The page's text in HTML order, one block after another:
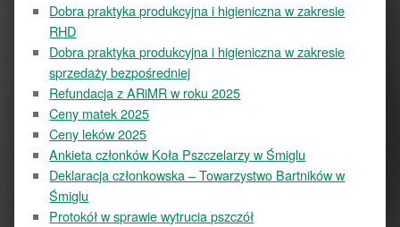
Dobra praktyka produkcyjna i higieniczna w zakresie
RHD
Dobra praktyka produkcyjna i higieniczna w zakresie
sprzedaży bezpośredniej
Refundacja z ARiMR w roku 2025
Ceny matek 2025
Ceny leków 2025
Ankieta członków Koła Pszczelarzy w Śmiglu
Deklaracja członkowska – Towarzystwo Bartników w
Śmiglu
Protokół w sprawie wytrucia pszczół